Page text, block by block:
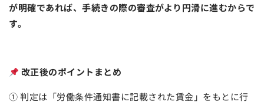
が明確であれば、手続きの際の審査がより円滑に進むからで
す。
改正後のポイントまとめ
① 判定は「労働条件通知書に記載された賃金」をもとに行